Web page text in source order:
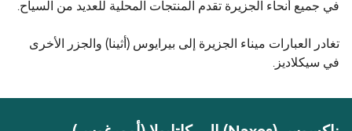
في جميع أنحاء الجزيرة تقدم المنتجات المحلية للعديد من السياح.
تغادر العبارات ميناء الجزيرة إلى بيرايوس (أثينا) والجزر الأخرى
في سيكلاديز.